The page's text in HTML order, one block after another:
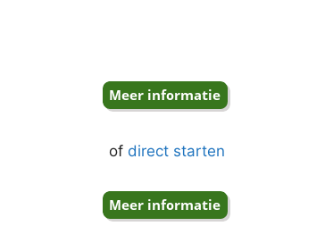
of direct starten